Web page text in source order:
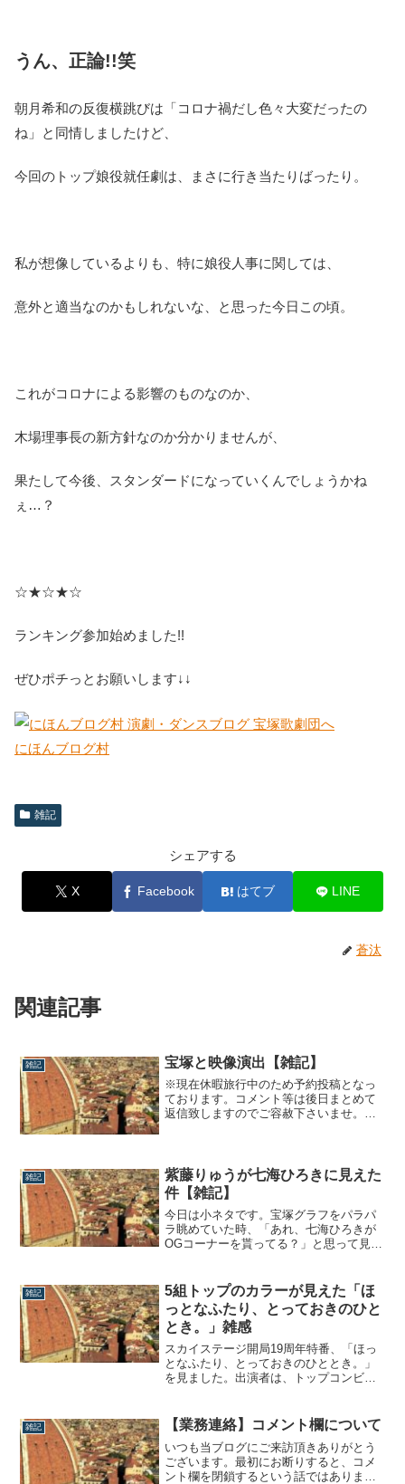
うん、正論!!笑
朝月希和の反復横跳びは「コロナ禍だし色々大変だったの
ね」と同情しましたけど、
今回のトップ娘役就任劇は、まさに行き当たりばったり。
私が想像しているよりも、特に娘役人事に関しては、
意外と適当なのかもしれないな、と思った今日この頃。
これがコロナによる影響のものなのか、
木場理事長の新方針なのか分かりませんが、
果たして今後、スタンダードになっていくんでしょうかね
ぇ…？
☆★☆★☆
ランキング参加始めました!!
ぜひポチっとお願いします↓↓
にほんブログ村
雑記
シェアする
X Facebook はてブ LINE
蒼汰
関連記事
雑記 宝塚と映像演出【雑記】
※現在休暇旅行中のため予約投稿となっ
ております。コメント等は後日まとめて
返信致しますのでご容赦下さいませ。先
想関係はもう1回観劇予定があるのでそれ
が終わった後にまとめて書くとして先に
1...
雑記
紫藤りゅうが七海ひろきに見えた
件【雑記】
今日は小ネタです。宝塚グラフをパラパ
ラ眺めていた時、「あれ、七海ひろきが
OGコーナーを貰ってる？」と思って見返
藤りゅうは七海ひろきに似てきてません
かね？紫藤りゅうが七海ひろきに見えた
件紫藤りゅうと七海ひろき、学年の離れ
た組み合わ...
雑記
5組トップのカラーが見えた「ほ
っとなふたり、とっておきのひと
とき。」雑感
スカイステージ開局19周年特番、「ほっ
となふたり、とっておきのひととき。」
を見ました。出演者は、トップコンビと
と、ここ数年で入れ替わった各組副組長
の顔見世番組だと思うのですが、それぞ
れの色が良く出てるなぁと見ながら思っ
たのでし...
雑記 【業務連絡】コメント欄について
いつも当ブログにご来訪頂きありがとう
ございます。最初にお断りすると、コメ
ント欄を閉鎖するという話ではありませ